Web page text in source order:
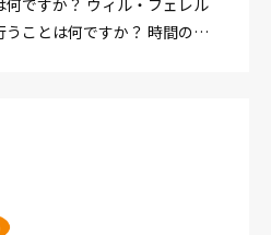
うことは何ですか？ 時間の確